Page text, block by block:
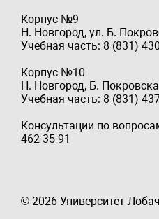
Корпус №9
Н. Новгород, ул. Б.
Учебная часть: 8 (831)
Корпус №10
Н. Новгород, Б.
Учебная часть: 8 (831)
Консультации по
462-35-91
© 2026 Университет